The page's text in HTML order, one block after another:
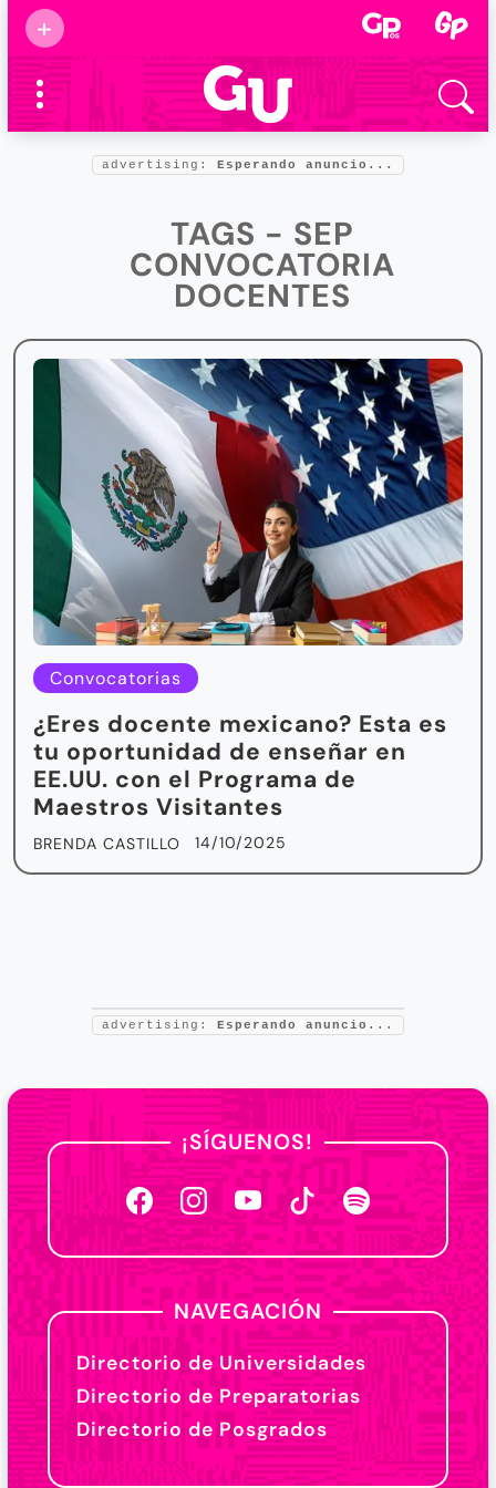
+
Supermamás
2025
Marcas de
confianza
Foro salud
advertising: Esperando anuncio...
TAGS - SEP
CONVOCATORIA
DOCENTES
Convocatorias
¿Eres docente mexicano? Esta es
tu oportunidad de enseñar en
EE.UU. con el Programa de
Maestros Visitantes
BRENDA CASTILLO 14/10/2025
advertising: Esperando anuncio...
¡SÍGUENOS!
NAVEGACIÓN
Directorio de Universidades
Directorio de Preparatorias
Directorio de Posgrados